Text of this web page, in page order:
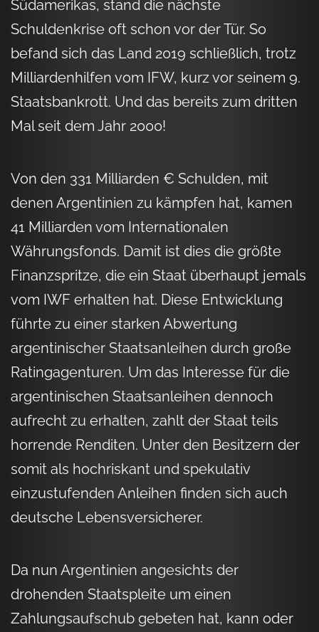
Südamerikas, stand die nächste
Schuldenkrise oft schon vor der Tür. So
befand sich das Land 2019 schließlich, trotz
Milliardenhilfen vom IFW, kurz vor seinem 9.
Staatsbankrott. Und das bereits zum dritten
Mal seit dem Jahr 2000!
Von den 331 Milliarden € Schulden, mit
denen Argentinien zu kämpfen hat, kamen
41 Milliarden vom Internationalen
Währungsfonds. Damit ist dies die größte
Finanzspritze, die ein Staat überhaupt jemals
vom IWF erhalten hat. Diese Entwicklung
führte zu einer starken Abwertung
argentinischer Staatsanleihen durch große
Ratingagenturen. Um das Interesse für die
argentinischen Staatsanleihen dennoch
aufrecht zu erhalten, zahlt der Staat teils
horrende Renditen. Unter den Besitzern der
somit als hochriskant und spekulativ
einzustufenden Anleihen finden sich auch
deutsche Lebensversicherer.
Da nun Argentinien angesichts der
drohenden Staatspleite um einen
Zahlungsaufschub gebeten hat, kann oder